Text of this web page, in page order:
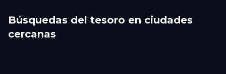
Búsquedas del tesoro en ciudades
cercanas